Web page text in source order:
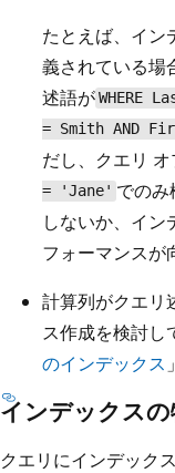
たとえば、イン
義されている場
述語がWHERE
= Smith AND
だし、クエリ
= 'Jane' での
しないか、イ
フォーマンスが
計算列がクエリ
ス作成を検討し
のインデックス
インデックス
クエリにインデック